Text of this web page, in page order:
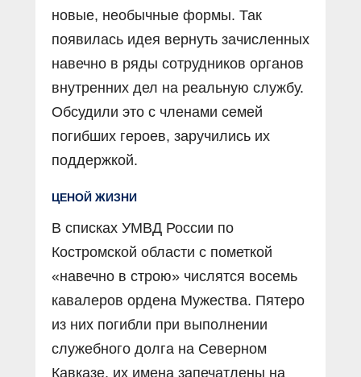
новые, необычные формы. Так
появилась идея вернуть зачисленных
навечно в ряды сотрудников органов
внутренних дел на реальную службу.
Обсудили это с членами семей
погибших героев, заручились их
поддержкой.
ЦЕНОЙ ЖИЗНИ
В списках УМВД России по
Костромской области с пометкой
«навечно в строю» числятся восемь
кавалеров ордена Мужества. Пятеро
из них погибли при выполнении
служебного долга на Северном
Кавказе, их имена запечатлены на